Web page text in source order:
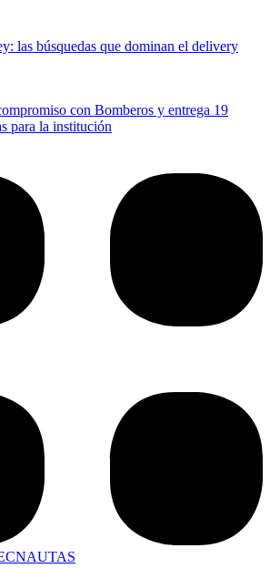
las búsquedas que dominan el delivery
con Bomberos y entrega 19
para la institución